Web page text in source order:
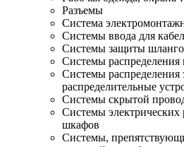
Разъемы
Система
Системы ввода для
Системы защиты
Системы
Системы распределения
распределительные
Системы скрытой
Системы электрических
шкафов
Системы,